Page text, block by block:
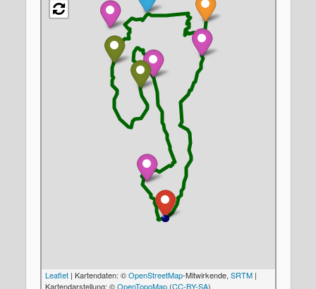
Leaflet| Kartendaten: ©OpenStreetMap-Mitwirkende, SRTM|
Kartendarstellung: ©OpenTopoMap(CC-BY-SA)